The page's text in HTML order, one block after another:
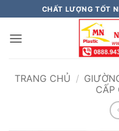
qua
nội
CHẤT LƯỢNG TỐT
TRANG CHỦ /
CẤP